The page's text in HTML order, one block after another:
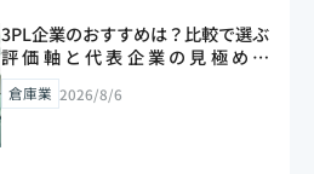
3PL企業のおすすめは？比較で選ぶ
評価軸と代表企業の見極め方
【2026年版】
倉庫業 2026/8/6